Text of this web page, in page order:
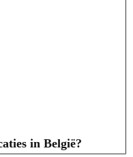
in België?